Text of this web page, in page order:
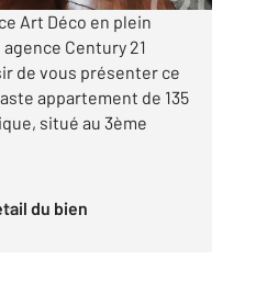
Art Déco en plein
Century 21
de vous présenter ce
appartement de 135
situé au 3ème
du bien